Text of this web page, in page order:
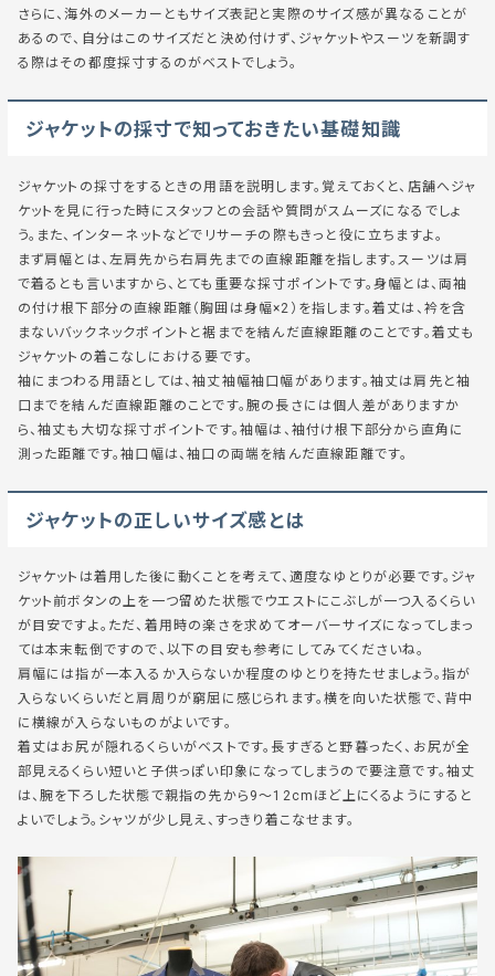
さらに、海外のメーカーともサイズ表記と実際のサイズ感が異なることが
あるので、自分はこのサイズだと決め付けず、ジャケットやスーツを新調す
る際はその都度採寸するのがベストでしょう。
ジャケットの採寸で知っておきたい基礎知識
ジャケットの採寸をするときの用語を説明します。覚えておくと、店舗へジャ
ケットを見に行った時にスタッフとの会話や質問がスムーズになるでしょ
う。また、インターネットなどでリサーチの際もきっと役に立ちますよ。
まず肩幅 とは、左肩先から右肩先までの直線距離を指します。スーツは肩
で着るとも言いますから、とても重要な採寸ポイントです。身幅 とは、両袖
の付け根下部分の直線距離（胸囲は身幅×2）を指します。着丈は、衿を含
まないバックネックポイントと裾までを結んだ直線距離のことです。着丈も
ジャケットの着こなしにおける要です。
袖にまつわる用語としては、袖丈袖幅袖口幅があります。袖丈は肩先と袖
口までを結んだ直線距離のことです。腕の長さには個人差がありますか
ら、袖丈も大切な採寸ポイントです。袖幅は、袖付け根下部分から直角に
測った距離です。袖口幅は、袖口の両端を結んだ直線距離です。
ジャケットの正しいサイズ感とは
ジャケットは着用した後に動くことを考えて、適度なゆとりが必要です。ジャ
ケット前ボタンの上を一つ留めた状態でウエストにこぶしが一つ入るくらい
が目安ですよ。ただ、着用時の楽さを求めてオーバーサイズになってしまっ
ては本末転倒ですので、以下の目安も参考にしてみてくださいね。
肩幅には指が一本入るか入らないか程度のゆとりを持たせましょう。指が
入らないくらいだと肩周りが窮屈に感じられます。横を向いた状態で、背中
に横線が入らないものがよいです。
着丈はお尻が隠れるくらいがベストです。長すぎると野暮ったく、お尻が全
部見えるくらい短いと子供っぽい印象になってしまうので要注意です。袖丈
は、腕を下ろした状態で親指の先から9～12cmほど上にくるようにすると
よいでしょう。シャツが少し見え、すっきり着こなせます。